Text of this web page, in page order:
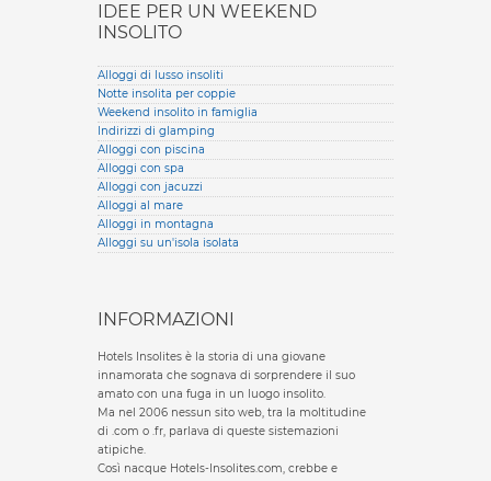
IDEE PER UN WEEKEND
INSOLITO
Alloggi di lusso insoliti
Notte insolita per coppie
Weekend insolito in famiglia
Indirizzi di glamping
Alloggi con piscina
Alloggi con spa
Alloggi con jacuzzi
Alloggi al mare
Alloggi in montagna
Alloggi su un'isola isolata
INFORMAZIONI
Hotels Insolites è la storia di una giovane
innamorata che sognava di sorprendere il suo
amato con una fuga in un luogo insolito.
Ma nel 2006 nessun sito web, tra la moltitudine
di .com o .fr, parlava di queste sistemazioni
atipiche.
Così nacque Hotels-Insolites.com, crebbe e